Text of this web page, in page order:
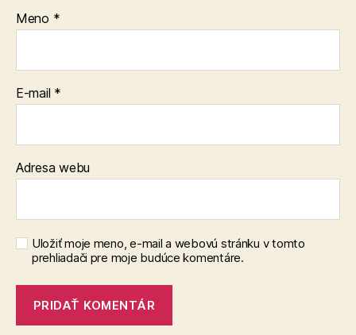
Meno *
E-mail *
Adresa webu
Uložiť moje meno, e-mail a webovú stránku v tomto
prehliadači pre moje budúce komentáre.